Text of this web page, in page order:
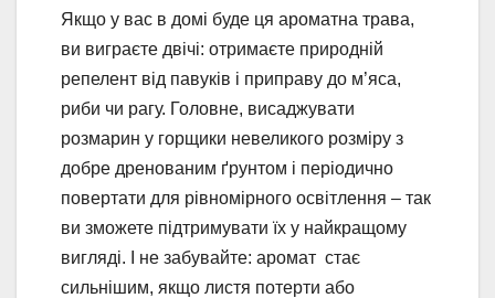
Якщо у вас в домі буде ця ароматна трава,
ви виграєте двічі: отримаєте природній
репелент від павуків і приправу до м’яса,
риби чи рагу. Головне, висаджувати
розмарин у горщики невеликого розміру з
добре дренованим ґрунтом і періодично
повертати для рівномірного освітлення – так
ви зможете підтримувати їх у найкращому
вигляді. І не забувайте: аромат стає
сильнішим, якщо листя потерти або